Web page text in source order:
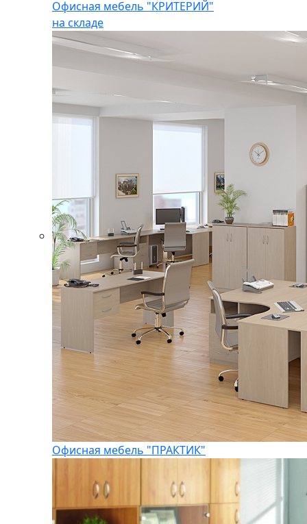
Офисная мебель "КРИТЕРИЙ"
на складе
Офисная мебель "ПРАКТИК"